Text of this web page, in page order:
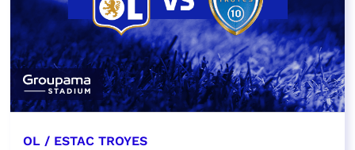
OL / ESTAC TROYES